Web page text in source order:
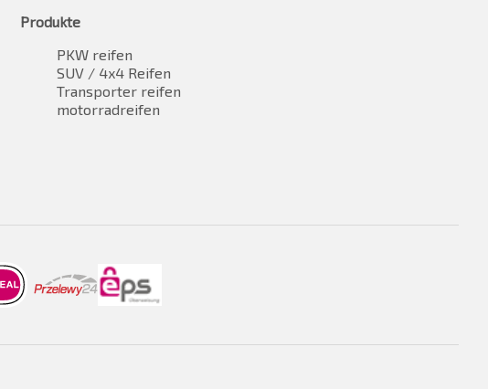
Produkte
PKW reifen
SUV / 4x4 Reifen
Transporter reifen
motorradreifen